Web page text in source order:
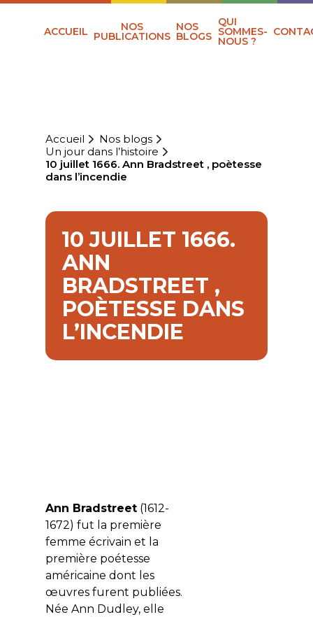
ACCUEIL NOS
PUBLICATIONS
NOS
BLOGS
QUI
SOMMES-
NOUS ?
Accueil
Nos blogs
Un jour dans l’histoire
10 juillet 1666. Ann Bradstreet , poètesse
dans l’incendie
10 JUILLET 1666.
ANN
BRADSTREET ,
POÈTESSE DANS
L’INCENDIE
Ann Bradstreet(1612-
1672) fut la première
femme écrivain et la
première poétesse
américaine dont les
œuvres furent publiées.
Née Ann Dudley, elle